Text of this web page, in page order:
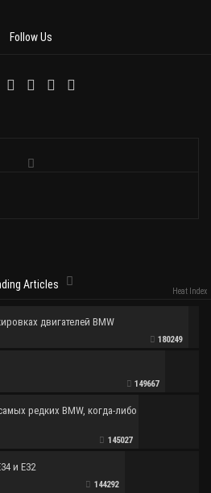
Follow Us
Articles
Heat Index
двигателей BMW
180249
149667
редких BMW, когда-либо
145027
и E32
144292